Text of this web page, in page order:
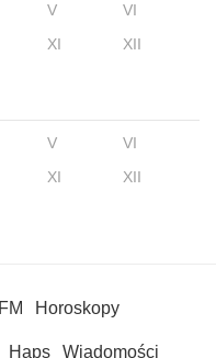
V
VI
XI XII
V
VI
XI XII
Horoskopy
Haps Wiadomości